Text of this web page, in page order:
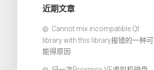
近期文章
Cannot mix incompatible Qt
library with this library报错的一种可
能得原因